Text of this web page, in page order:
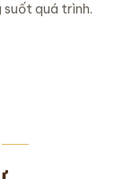
quá trình.